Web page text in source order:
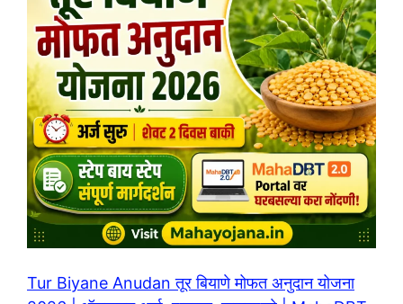
Tur Biyane Anudan तूर बियाणे मोफत अनुदान योजना